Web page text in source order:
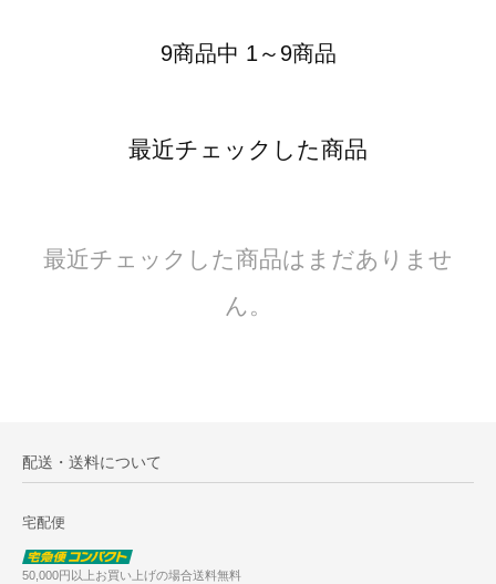
9商品中 1～9商品
最近チェックした商品
最近チェックした商品はまだありませ
ん。
配送・送料について
宅配便
50,000円以上お買い上げの場合送料無料